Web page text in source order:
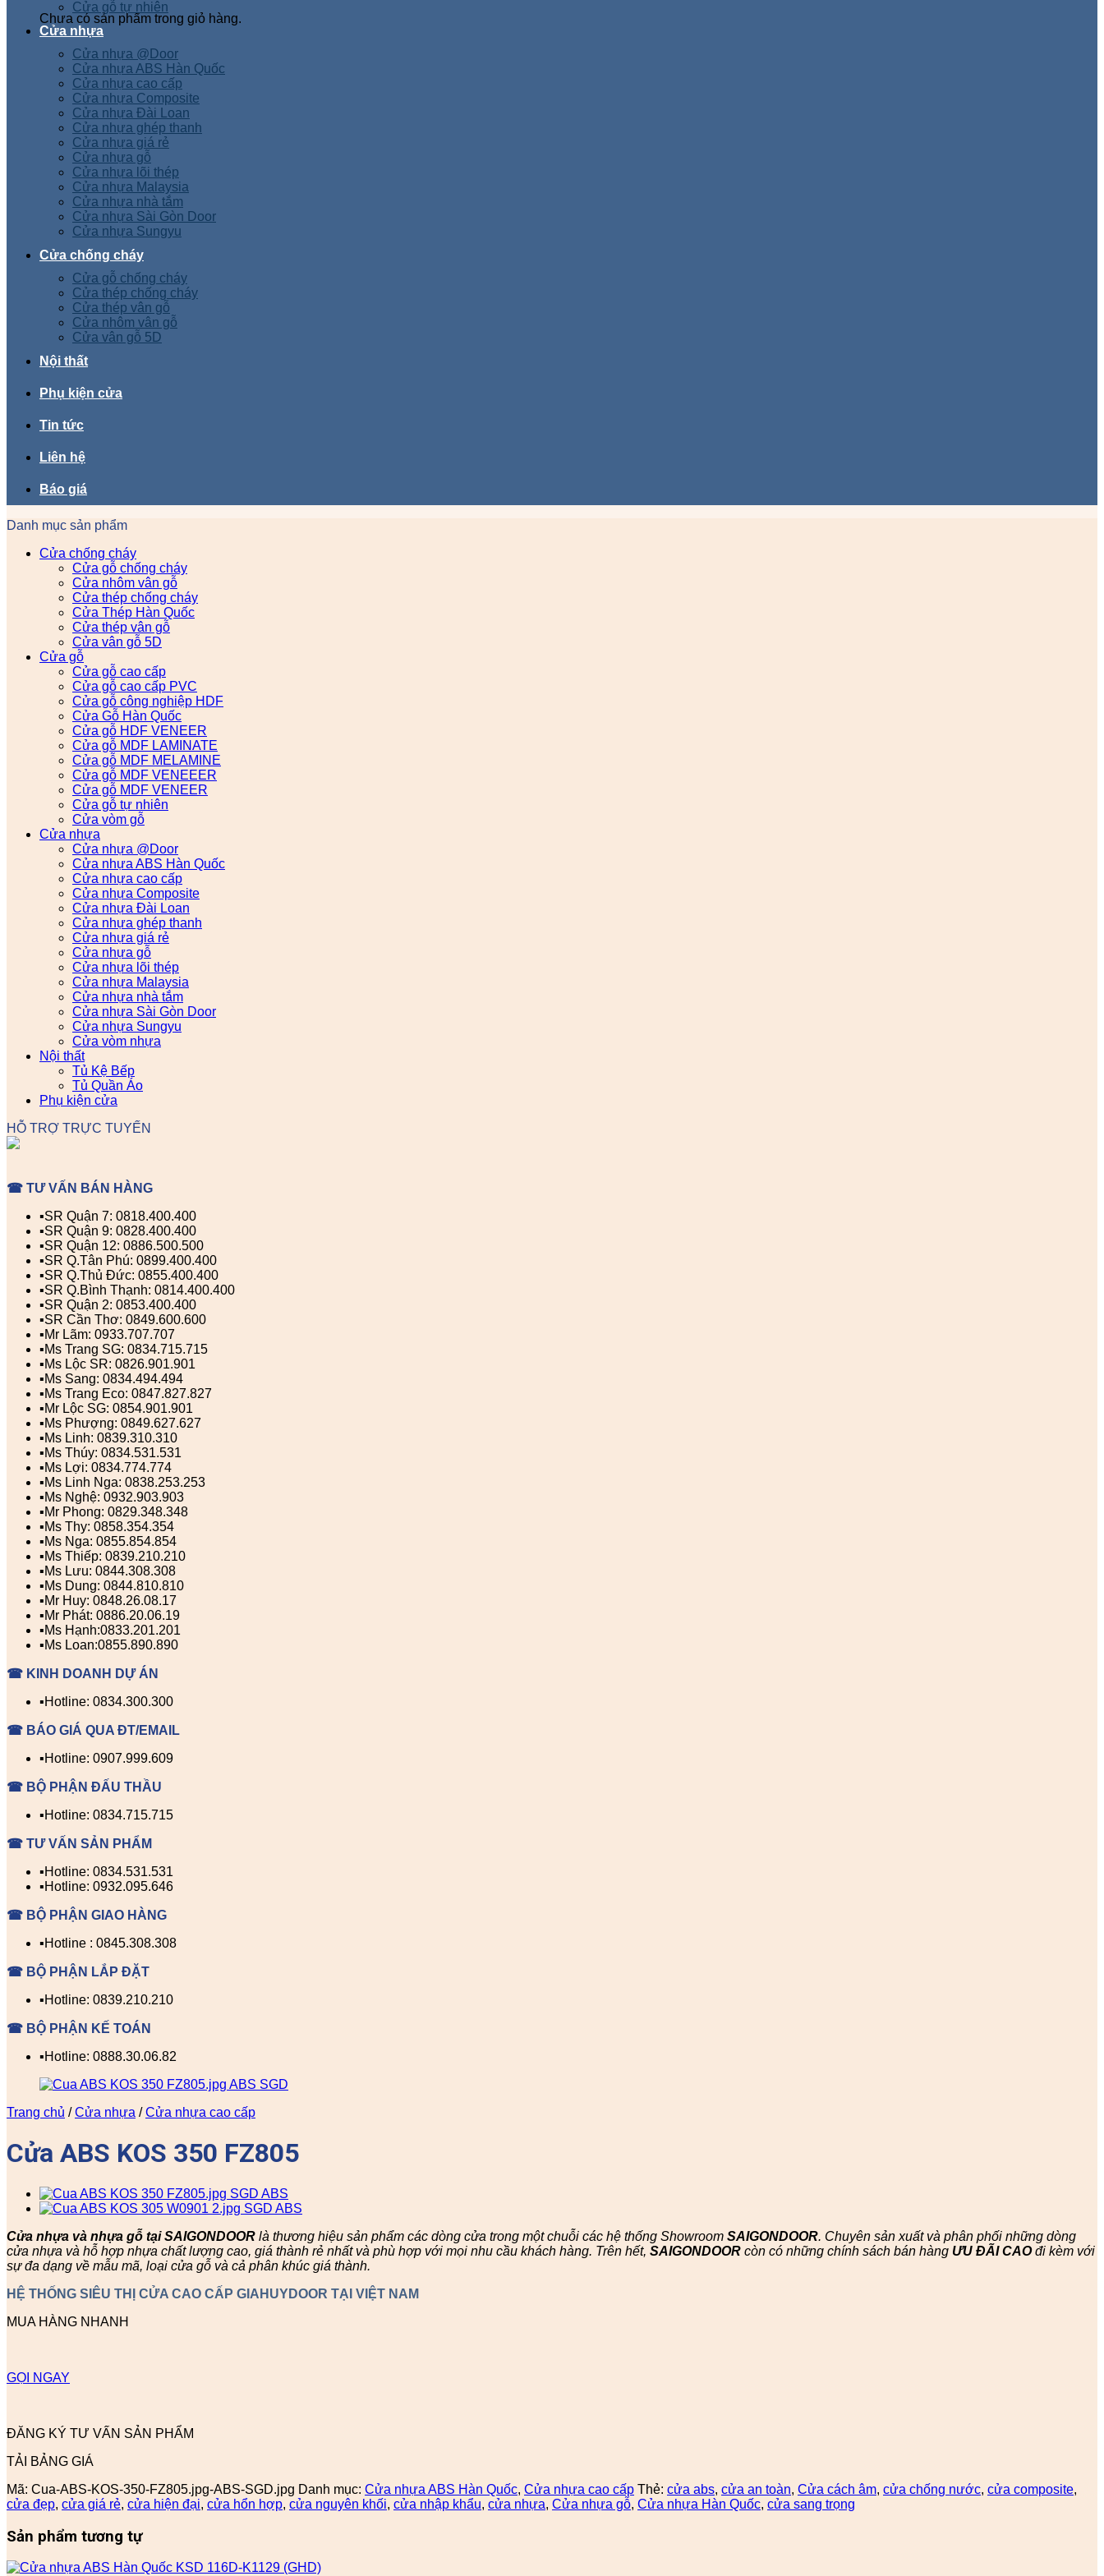
Chưa có sản phẩm trong giỏ hàng.
Cửa gỗ tự nhiên
Cửa nhựa
Cửa nhựa @Door
Cửa nhựa ABS Hàn Quốc
Cửa nhựa cao cấp
Cửa nhựa Composite
Cửa nhựa Đài Loan
Cửa nhựa ghép thanh
Cửa nhựa giá rẻ
Cửa nhựa gỗ
Cửa nhựa lõi thép
Cửa nhựa Malaysia
Cửa nhựa nhà tắm
Cửa nhựa Sài Gòn Door
Cửa nhựa Sungyu
Cửa chống cháy
Cửa gỗ chống cháy
Cửa thép chống cháy
Cửa thép vân gỗ
Cửa nhôm vân gỗ
Cửa vân gỗ 5D
Nội thất
Phụ kiện cửa
Tin tức
Liên hệ
Báo giá
Danh mục sản phẩm
Cửa chống cháy
Cửa gỗ chống cháy
Cửa nhôm vân gỗ
Cửa thép chống cháy
Cửa Thép Hàn Quốc
Cửa thép vân gỗ
Cửa vân gỗ 5D
Cửa gỗ
Cửa gỗ cao cấp
Cửa gỗ cao cấp PVC
Cửa gỗ công nghiệp HDF
Cửa Gỗ Hàn Quốc
Cửa gỗ HDF VENEER
Cửa gỗ MDF LAMINATE
Cửa gỗ MDF MELAMINE
Cửa gỗ MDF VENEEER
Cửa gỗ MDF VENEER
Cửa gỗ tự nhiên
Cửa vòm gỗ
Cửa nhựa
Cửa nhựa @Door
Cửa nhựa ABS Hàn Quốc
Cửa nhựa cao cấp
Cửa nhựa Composite
Cửa nhựa Đài Loan
Cửa nhựa ghép thanh
Cửa nhựa giá rẻ
Cửa nhựa gỗ
Cửa nhựa lõi thép
Cửa nhựa Malaysia
Cửa nhựa nhà tắm
Cửa nhựa Sài Gòn Door
Cửa nhựa Sungyu
Cửa vòm nhựa
Nội thất
Tủ Kệ Bếp
Tủ Quần Áo
Phụ kiện cửa
HỖ TRỢ TRỰC TUYẾN
☎ TƯ VẤN BÁN HÀNG
▪️SR Quận 7: 0818.400.400
▪️SR Quận 9: 0828.400.400
▪️SR Quận 12: 0886.500.500
▪️SR Q.Tân Phú: 0899.400.400
▪️SR Q.Thủ Đức: 0855.400.400
▪️SR Q.Bình Thạnh: 0814.400.400
▪️SR Quận 2: 0853.400.400
▪️SR Cần Thơ: 0849.600.600
▪️Mr Lãm: 0933.707.707
▪️Ms Trang SG: 0834.715.715
▪️Ms Lộc SR: 0826.901.901
▪️Ms Sang: 0834.494.494
▪️Ms Trang Eco: 0847.827.827
▪️Mr Lộc SG: 0854.901.901
▪️Ms Phượng: 0849.627.627
▪️Ms Linh: 0839.310.310
▪️Ms Thúy: 0834.531.531
▪️Ms Lợi: 0834.774.774
▪️Ms Linh Nga: 0838.253.253
▪️Ms Nghệ: 0932.903.903
▪️Mr Phong: 0829.348.348
▪️Ms Thy: 0858.354.354
▪️Ms Nga: 0855.854.854
▪️Ms Thiếp: 0839.210.210
▪️Ms Lưu: 0844.308.308
▪️Ms Dung: 0844.810.810
▪️Mr Huy: 0848.26.08.17
▪️Mr Phát: 0886.20.06.19
▪️Ms Hạnh:0833.201.201
▪️Ms Loan:0855.890.890
☎ KINH DOANH DỰ ÁN
▪️Hotline: 0834.300.300
☎ BÁO GIÁ QUA ĐT/EMAIL
▪️Hotline: 0907.999.609
☎ BỘ PHẬN ĐẤU THẦU
▪️Hotline: 0834.715.715
☎ TƯ VẤN SẢN PHẨM
▪️Hotline: 0834.531.531
▪️Hotline: 0932.095.646
☎ BỘ PHẬN GIAO HÀNG
▪️Hotline : 0845.308.308
☎ BỘ PHẬN LẮP ĐẶT
▪️Hotline: 0839.210.210
☎ BỘ PHẬN KẾ TOÁN
▪️Hotline: 0888.30.06.82
Trang chủ / Cửa nhựa / Cửa nhựa cao cấp
Cửa ABS KOS 350 FZ805
Cửa nhựa và nhựa gỗ tại SAIGONDOOR là thương hiệu sản phẩm các dòng cửa trong một chuỗi các hệ thống Showroom SAIGONDOOR. Chuyên sản xuất và phân phối những dòng
cửa nhựa và hỗ hợp nhựa chất lượng cao, giá thành rẻ nhất và phù hợp với mọi nhu cầu khách hàng. Trên hết, SAIGONDOOR còn có những chính sách bán hàng ƯU ĐÃI CAOđi kèm với
sự đa dạng về mẫu mã, loại cửa gỗ và cả phân khúc giá thành.
HỆ THỐNG SIÊU THỊ CỬA CAO CẤP GIAHUYDOOR TẠI VIỆT NAM
MUA HÀNG NHANH
GỌI NGAY
ĐĂNG KÝ TƯ VẤN SẢN PHẨM
TẢI BẢNG GIÁ
Mã: Cua-ABS-KOS-350-FZ805.jpg-ABS-SGD.jpg Danh mục: Cửa nhựa ABS Hàn Quốc, Cửa nhựa cao cấp Thẻ: cửa abs, cửa an toàn, Cửa cách âm, cửa chống nước, cửa composite,
cửa đẹp, cửa giá rẻ, cửa hiện đại, cửa hổn hợp, cửa nguyên khối, cửa nhập khẩu, cửa nhựa, Cửa nhựa gỗ, Cửa nhựa Hàn Quốc, cửa sang trọng
Sản phẩm tương tự